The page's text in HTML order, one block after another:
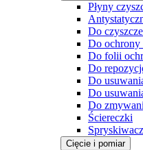
Płyny
Do
Do ochrony
Do folii
Do
Do
Do
Do
Ściereczki
Cięcie i pomiar